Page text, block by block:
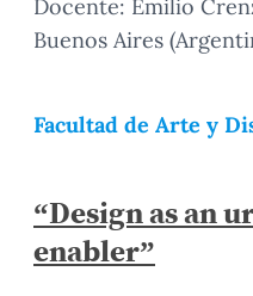
Docente: Emilio
Buenos Aires
Facultad de Arte y
“Design as an
enabler”